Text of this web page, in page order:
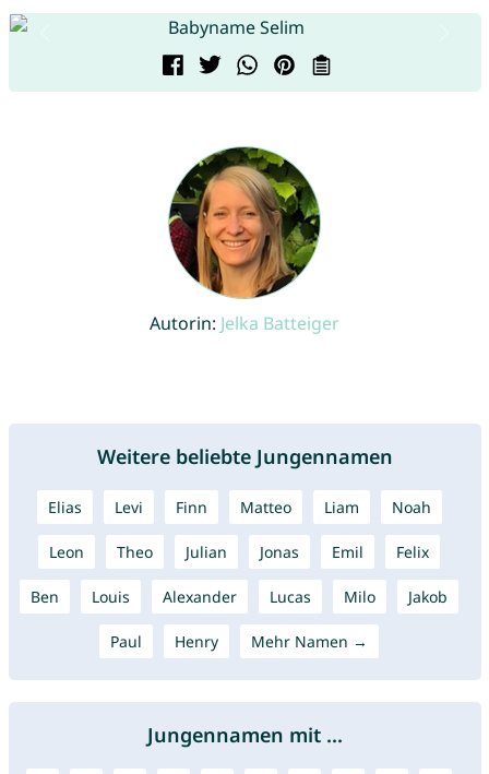
Autorin: Jelka Batteiger
Weitere beliebte Jungennamen
Elias Levi Finn Matteo Liam Noah
Leon Theo Julian Jonas Emil Felix
Ben Louis Alexander Lucas Milo Jakob
Paul Henry Mehr Namen →
Jungennamen mit ...